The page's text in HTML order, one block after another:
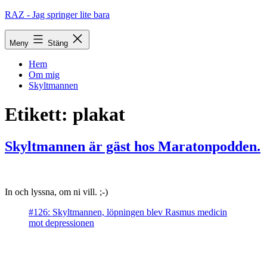
Hoppa
innehåll
RAZ - Jag springer lite bara
Meny Stäng
Hem
Om mig
Skyltmannen
Etikett: plakat
Skyltmannen är gäst hos Maratonpodden.
In och lyssna, om ni vill. ;-)
#126: Skyltmannen, löpningen blev Rasmus medicin
mot depressionen